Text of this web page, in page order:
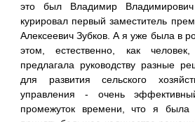
это был Владимир
курировал первый заместитель
Алексеевич Зубков. А я уже была в
этом, естественно, как
предлагала руководству разные
для развития сельского
управления - очень
промежуток времени, что я была